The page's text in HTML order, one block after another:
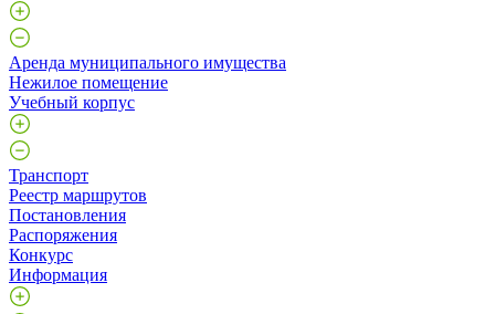
Аренда муниципального имущества
Нежилое помещение
Учебный корпус
Транспорт
Реестр маршрутов
Постановления
Распоряжения
Конкурс
Информация